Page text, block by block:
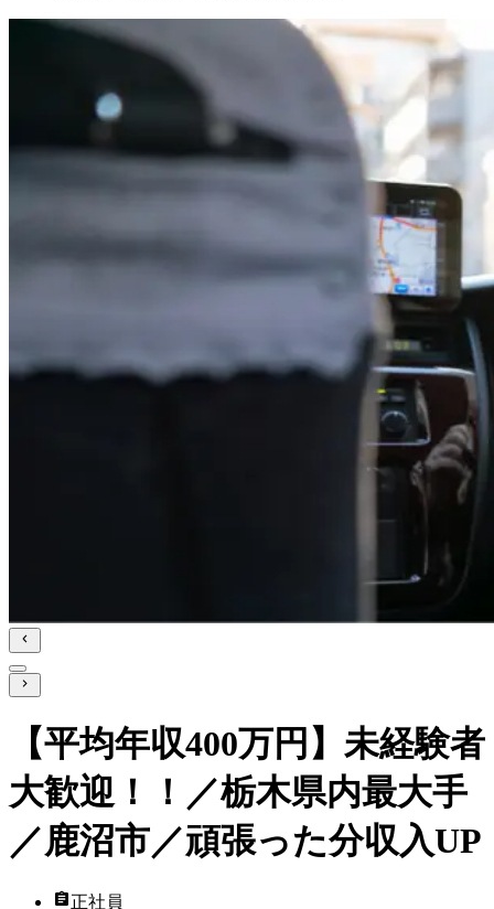
【平均年収400万円】未経験者
大歓迎！！／栃木県内最大手
／鹿沼市／頑張った分収入UP
正社員